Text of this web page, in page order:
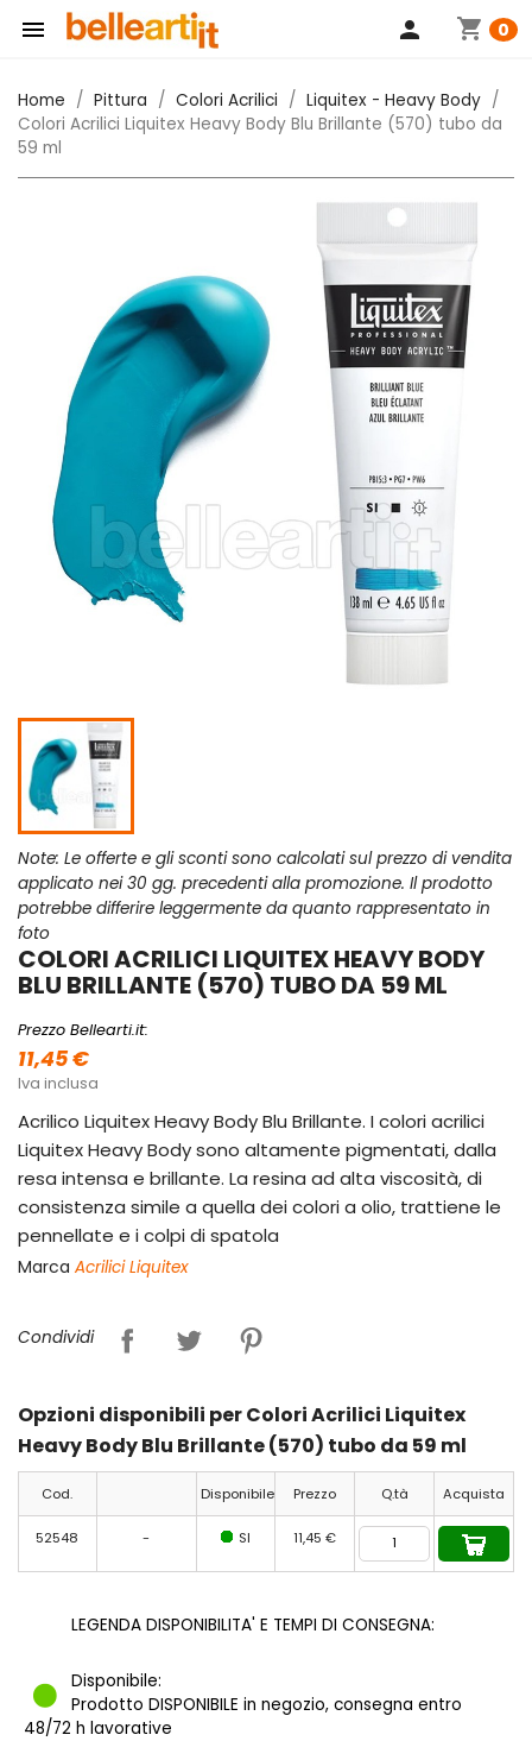
 shopping_cart 0
person
Home Pittura Colori Acrilici
Liquitex - Heavy Body
Colori Acrilici Liquitex Heavy Body Blu Brillante (570) tubo da
59 ml
Note: Le offerte e gli sconti sono calcolati sul prezzo di vendita
applicato nei 30 gg. precedenti alla promozione. Il prodotto
potrebbe differire leggermente da quanto rappresentato in
foto
COLORI ACRILICI LIQUITEX HEAVY BODY
BLU BRILLANTE (570) TUBO DA 59 ML
Prezzo Bellearti.it:
11,45 €
Iva inclusa
Acrilico Liquitex Heavy Body Blu Brillante. I colori acrilici
Liquitex Heavy Body sono altamente pigmentati, dalla
resa intensa e brillante. La resina ad alta viscosità, di
consistenza simile a quella dei colori a olio, trattiene le
pennellate e i colpi di spatola
Marca Acrilici Liquitex
Condividi
Opzioni disponibili per Colori Acrilici Liquitex
Heavy Body Blu Brillante (570) tubo da 59 ml
Cod. Disponibile Prezzo Q.tà Acquista
52548 - SI 11,45 €
LEGENDA DISPONIBILITA' E TEMPI DI CONSEGNA:
Disponibile:
Prodotto DISPONIBILE in negozio, consegna entro
48/72 h lavorative